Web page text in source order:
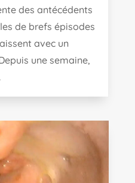
des antécédents
de brefs épisodes
avec un
une semaine,